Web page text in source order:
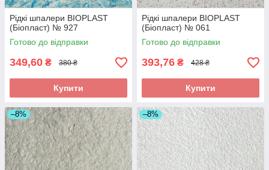
Рідкі шпалери BIOPLAST
(Біопласт) № 927
Готово до відправки
349,60 ₴ 380 ₴
Купити
Рідкі шпалери BIOPLAST
(Біопласт) № 061
Готово до відправки
393,76 ₴ 428 ₴
Купити
–8% –8%